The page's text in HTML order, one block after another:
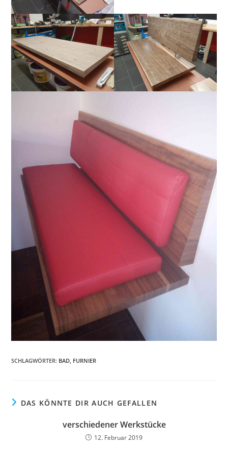
SCHLAGWÖRTER: BAD FURNIER
DAS KÖNNTE DIR AUCH GEFALLEN
verschiedener Werkstücke
12. Februar 2019